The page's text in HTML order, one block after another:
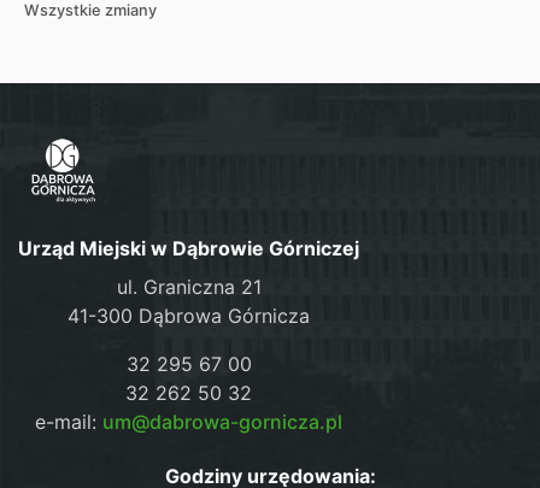
Wszystkie zmiany
Urząd Miejski w Dąbrowie Górniczej
ul. Graniczna 21
41-300 Dąbrowa Górnicza
32 295 67 00
32 262 50 32
e-mail: um@dabrowa-gornicza.pl
Godziny urzędowania: